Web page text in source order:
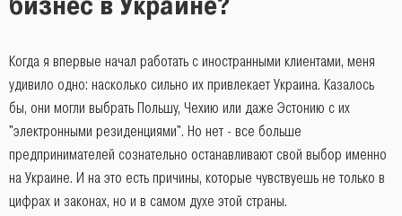
Когда я впервые начал работать с иностранными клиентами, меня
удивило одно: насколько сильно их привлекает Украина. Казалось
бы, они могли выбрать Польшу, Чехию или даже Эстонию с их
"электронными резиденциями". Но нет - все больше
предпринимателей сознательно останавливают свой выбор именно
на Украине. И на это есть причины, которые чувствуешь не только в
цифрах и законах, но и в самом духе этой страны.